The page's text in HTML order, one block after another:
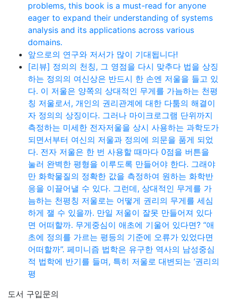
problems, this book is a must-read for anyone
eager to expand their understanding of systems
analysis and its applications across various
domains.
앞으로의 연구와 저서가 많이 기대됩니다!
[리뷰] 정의의 천칭, 그 영점을 다시 맞추다 법을 상징
하는 정의의 여신상은 반드시 한 손엔 저울을 들고 있
다. 이 저울은 양쪽의 상대적인 무게를 가늠하는 천평
칭 저울로서, 개인의 권리관계에 대한 다툼의 해결이
자 정의의 상징이다. 그러나 마이크로그램 단위까지
측정하는 미세한 전자저울을 상시 사용하는 과학도가
되면서부터 여신의 저울과 정의에 의문을 품게 되었
다. 전자 저울은 한 번 사용할 때마다 0점을 버튼을
눌러 완벽한 평형을 이루도록 만들어야 한다. 그래야
만 화학물질의 정확한 값을 측정하여 원하는 화학반
응을 이끌어낼 수 있다. 그런데, 상대적인 무게를 가
늠하는 천평칭 저울로는 어떻게 권리의 무게를 세심
하게 잴 수 있을까. 만일 저울이 잘못 만들어져 있다
면 어떠할까. 무게중심이 애초에 기울어 있다면? “애
초에 정의를 가르는 평등의 기준에 오류가 있었다면
어떠할까”. 페미니즘 법학은 유구한 역사의 남성중심
적 법학에 반기를 들며, 특히 저울로 대변되는 ‘권리의
평
도서 구입문의